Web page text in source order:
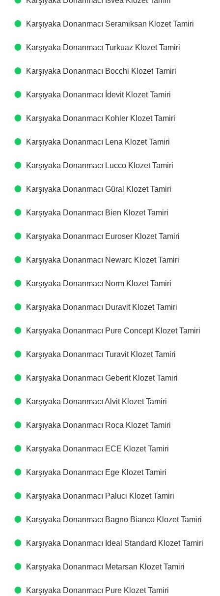
Karşıyaka Donanmacı Seramiksan Klozet Tamiri
Karşıyaka Donanmacı Turkuaz Klozet Tamiri
Karşıyaka Donanmacı Bocchi Klozet Tamiri
Karşıyaka Donanmacı İdevit Klozet Tamiri
Karşıyaka Donanmacı Kohler Klozet Tamiri
Karşıyaka Donanmacı Lena Klozet Tamiri
Karşıyaka Donanmacı Lucco Klozet Tamiri
Karşıyaka Donanmacı Güral Klozet Tamiri
Karşıyaka Donanmacı Bien Klozet Tamiri
Karşıyaka Donanmacı Euroser Klozet Tamiri
Karşıyaka Donanmacı Newarc Klozet Tamiri
Karşıyaka Donanmacı Norm Klozet Tamiri
Karşıyaka Donanmacı Duravit Klozet Tamiri
Karşıyaka Donanmacı Pure Concept Klozet Tamiri
Karşıyaka Donanmacı Turavit Klozet Tamiri
Karşıyaka Donanmacı Geberit Klozet Tamiri
Karşıyaka Donanmacı Alvit Klozet Tamiri
Karşıyaka Donanmacı Roca Klozet Tamiri
Karşıyaka Donanmacı ECE Klozet Tamiri
Karşıyaka Donanmacı Ege Klozet Tamiri
Karşıyaka Donanmacı Paluci Klozet Tamiri
Karşıyaka Donanmacı Bagno Bianco Klozet Tamiri
Karşıyaka Donanmacı Ideal Standard Klozet Tamiri
Karşıyaka Donanmacı Metarsan Klozet Tamiri
Karşıyaka Donanmacı Pure Klozet Tamiri